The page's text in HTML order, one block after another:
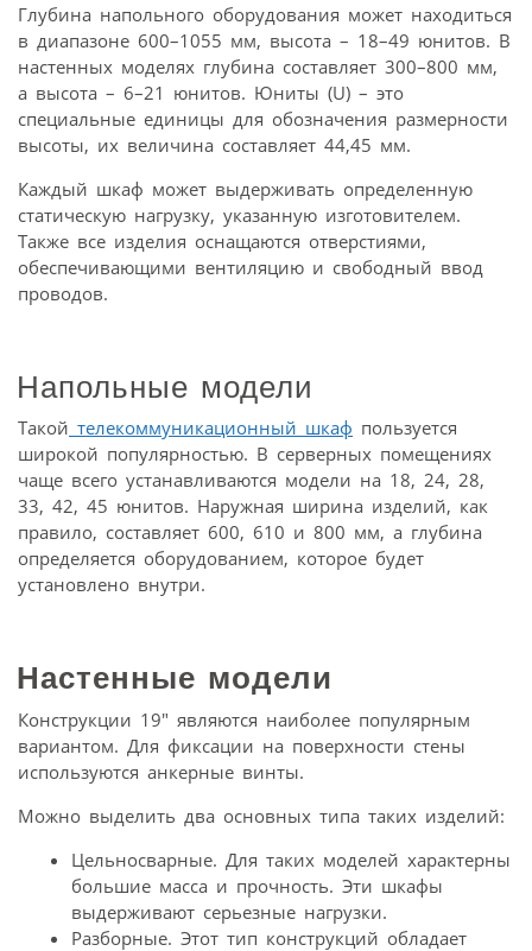
Глубина напольного оборудования может находиться
в диапазоне 600–1055 мм, высота – 18–49 юнитов. В
настенных моделях глубина составляет 300–800 мм,
а высота – 6–21 юнитов. Юниты (U) – это
специальные единицы для обозначения размерности
высоты, их величина составляет 44,45 мм.
Каждый шкаф может выдерживать определенную
статическую нагрузку, указанную изготовителем.
Также все изделия оснащаются отверстиями,
обеспечивающими вентиляцию и свободный ввод
проводов.
Напольные модели
Такой телекоммуникационный шкаф пользуется
широкой популярностью. В серверных помещениях
чаще всего устанавливаются модели на 18, 24, 28,
33, 42, 45 юнитов. Наружная ширина изделий, как
правило, составляет 600, 610 и 800 мм, а глубина
определяется оборудованием, которое будет
установлено внутри.
Настенные модели
Конструкции 19″ являются наиболее популярным
вариантом. Для фиксации на поверхности стены
используются анкерные винты.
Можно выделить два основных типа таких изделий:
Цельносварные. Для таких моделей характерны
большие масса и прочность. Эти шкафы
выдерживают серьезные нагрузки.
Разборные. Этот тип конструкций обладает